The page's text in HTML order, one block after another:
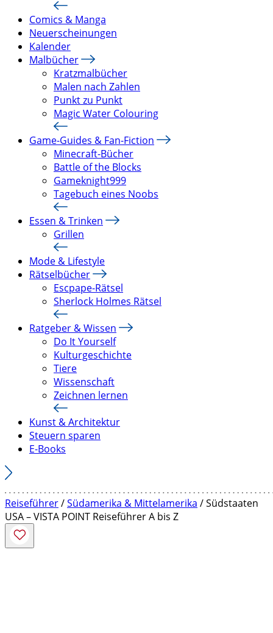
Comics & Manga
Neuerscheinungen
Kalender
Malbücher
Kratzmalbücher
Malen nach Zahlen
Punkt zu Punkt
Magic Water Colouring
Game-Guides & Fan-Fiction
Minecraft-Bücher
Battle of the Blocks
Gameknight999
Tagebuch eines Noobs
Essen & Trinken
Grillen
Mode & Lifestyle
Rätselbücher
Escpape-Rätsel
Sherlock Holmes Rätsel
Ratgeber & Wissen
Do It Yourself
Kulturgeschichte
Tiere
Wissenschaft
Zeichnen lernen
Kunst & Architektur
Steuern sparen
E-Books
Reiseführer/Südamerika & Mittelamerika / Südstaaten
USA – VISTA POINT Reiseführer A bis Z